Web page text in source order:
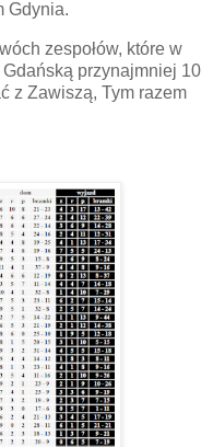
Gdynia.
zespołów, które w
przynajmniej 10
z Zawiszą, Tym razem